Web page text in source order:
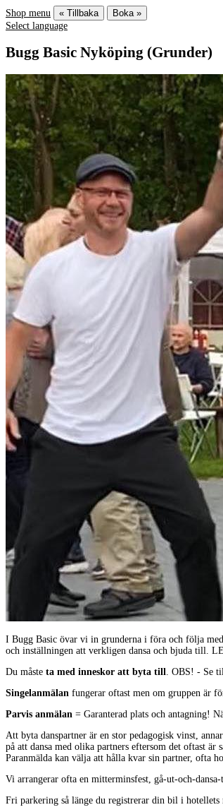
Shop menu « Tillbaka
Boka »
Select language
Bugg Basic Nyköping (Grunder)
I Bugg Basic övar vi in grunderna i föra och följa
och inställningen att verkligen dansa och bjuda till.
Du måste ta med inneskor att byta till
. OBS! - Se
Singelanmälan fungerar oftast men om gruppen är
Parvis anmälan = Garanterad plats och antagning!
Att byta danspartner är en stor pedagogisk vinst,
på att dansa med olika partners eftersom det oftast
Paranmälda kan välja att hålla kvar sin partner, ofta
Vi arrangerar ofta en mitterminsfest, gå-ut-och-dansa-
Fri parkering så länge du registrerar din bil i hotellets